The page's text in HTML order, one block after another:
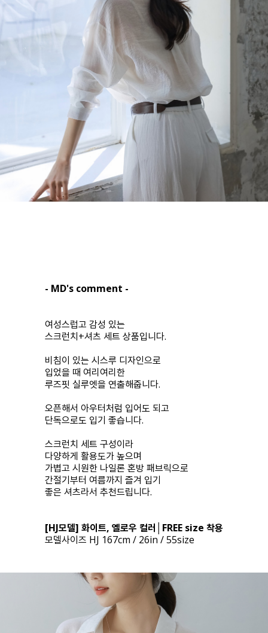
- MD's comment -
여성스럽고 감성 있는
스크런치+셔츠 세트 상품입니다.
비침이 있는 시스루 디자인으로
입었을 때 여리여리한
루즈핏 실루엣을 연출해줍니다.
오픈해서 아우터처럼 입어도 되고
단독으로도 입기 좋습니다.
스크런치 세트 구성이라
다양하게 활용도가 높으며
가볍고 시원한 나일론 혼방 패브릭으로
간절기부터 여름까지 즐겨 입기
좋은 셔츠라서 추천드립니다.
[HJ모델] 화이트, 옐로우 컬러│FREE size 착용
모델사이즈 HJ 167cm / 26in / 55size